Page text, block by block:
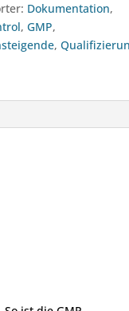
Dokumentation,
, GMP,
,